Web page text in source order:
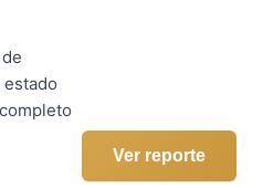
Ver reporte